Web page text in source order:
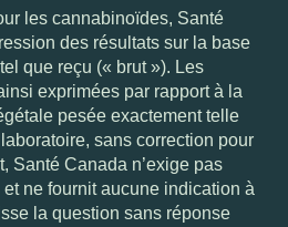
les cannabinoïdes, Santé
des résultats sur la base
que reçu (« brut »). Les
exprimées par rapport à la
pesée exactement telle
sans correction pour
Santé Canada n’exige pas
ne fournit aucune indication à
la question sans réponse